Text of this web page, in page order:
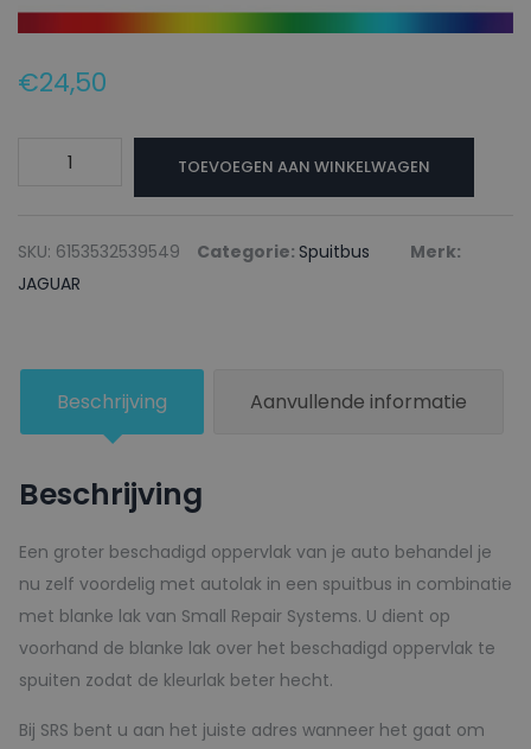
€24,50
JAGUAR
Blanke
lak
SUNSTONE
COPPER
-
aantal
TOEVOEGEN AAN WINKELWAGEN
SKU: 6153532539549 Categorie: Spuitbus
Merk:
JAGUAR
Beschrijving Aanvullende informatie
Beschrijving
Een groter beschadigd oppervlak van je auto behandel je
nu zelf voordelig met autolak in een spuitbus in combinatie
met blanke lak van Small Repair Systems. U dient op
voorhand de blanke lak over het beschadigd oppervlak te
spuiten zodat de kleurlak beter hecht.
Bij SRS bent u aan het juiste adres wanneer het gaat om